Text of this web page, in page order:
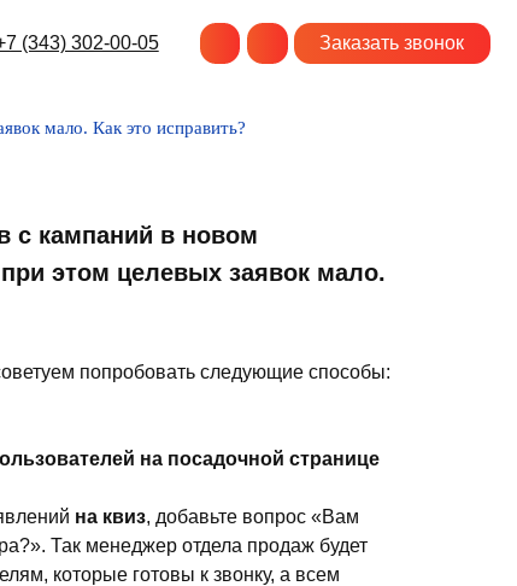
05 Заказать звонок
мало. Как это исправить?
с кампаний в новом
этом целевых заявок мало.
попробовать следующие способы:
на посадочной странице
на квиз, добавьте вопрос «Вам
Так менеджер отдела продаж будет
которые готовы к звонку, а всем